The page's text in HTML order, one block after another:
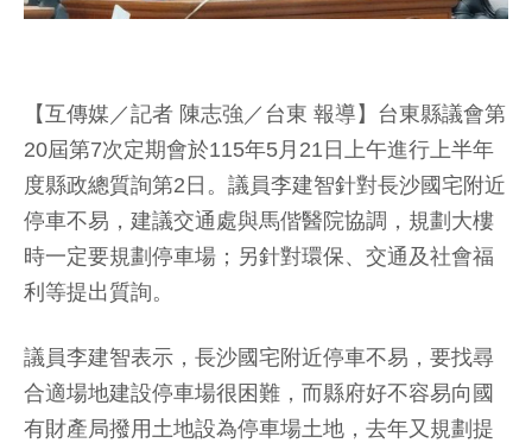
【互傳媒／記者 陳志強／台東 報導】台東縣議會第
20屆第7次定期會於115年5月21日上午進行上半年
度縣政總質詢第2日。議員李建智針對長沙國宅附近
停車不易，建議交通處與馬偕醫院協調，規劃大樓
時一定要規劃停車場；另針對環保、交通及社會福
利等提出質詢。
議員李建智表示，長沙國宅附近停車不易，要找尋
合適場地建設停車場很困難，而縣府好不容易向國
有財產局撥用土地設為停車場土地，去年又規劃提